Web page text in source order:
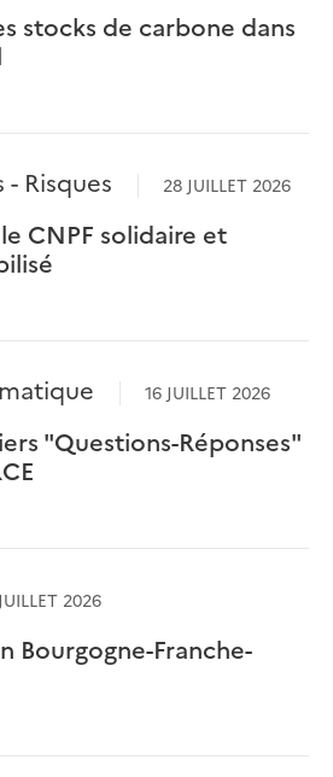
stocks de carbone dans
Risques 28 JUILLET 2026
CNPF solidaire et
16 JUILLET 2026
"Questions-Réponses"
2026
Bourgogne-Franche-